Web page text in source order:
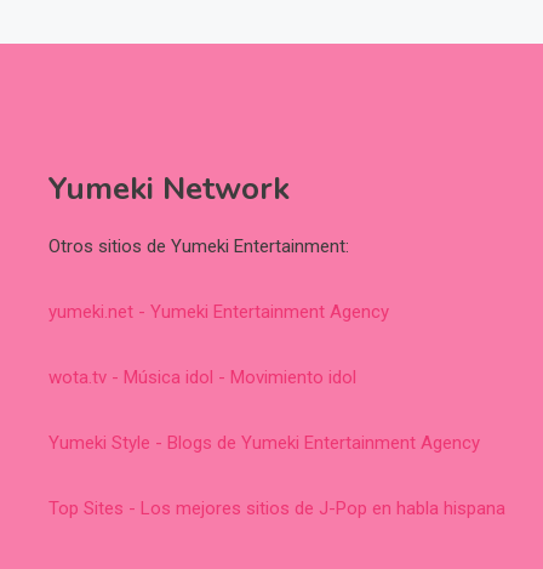
Yumeki Network
Otros sitios de Yumeki Entertainment:
yumeki.net - Yumeki Entertainment Agency
wota.tv - Música idol - Movimiento idol
Yumeki Style - Blogs de Yumeki Entertainment Agency
Top Sites - Los mejores sitios de J-Pop en habla hispana